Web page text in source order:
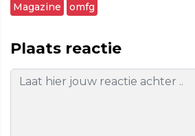
Magazine omfg
Plaats reactie